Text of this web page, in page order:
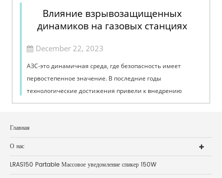
Влияние взрывозащищенных
динамиков на газовых станциях
December 22, 2023
АЗС-это динамичная среда, где безопасность имеет
первостепенное значение. В последние годы
технологические достижения привели к внедрению
инновационных решений для снижения потенциальных
Главная
О нас
LRAS150 Partable Массовое уведомление спикер 150W